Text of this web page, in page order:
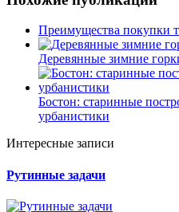
Преимущества покупки
Деревянные зимние
Бостон: старинные
урбанистики
Интересные записи
Рутинные задачи